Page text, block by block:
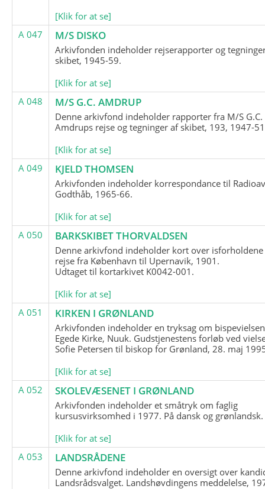
[Klik for at se]
A 047
M/S DISKO
Arkivfonden indeholder rejserapporter og
skibet, 1945-59.
[Klik for at se]
A 048
M/S G.C. AMDRUP
Denne arkivfond indeholder rapporter fra M/S G.C.
Amdrups rejse og tegninger af skibet, 193, 1947-
[Klik for at se]
A 049
KJELD THOMSEN
Arkivfonden indeholder korrespondance til
Godthåb, 1965-66.
[Klik for at se]
A 050
BARKSKIBET THORVALDSEN
Denne arkivfond indeholder kort over
rejse fra København til Upernavik, 1901.
Udtaget til kortarkivet K0042-001.
[Klik for at se]
A 051
KIRKEN I GRØNLAND
Arkivfonden indeholder en tryksag om
Egede Kirke, Nuuk. Gudstjenestens forløb ved
Sofie Petersen til biskop for Grønland, 28. maj
[Klik for at se]
A 052
SKOLEVÆSENET I GRØNLAND
Arkivfonden indeholder et småtryk om faglig
kursusvirksomhed i 1977. På dansk og grønlandsk.
[Klik for at se]
A 053
LANDSRÅDENE
Denne arkivfond indeholder en oversigt over
Landsrådsvalget. Landshøvdingens meddelelse,